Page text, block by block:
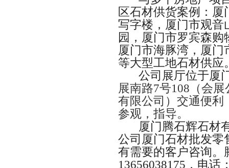
区石材供货案例：
写字楼，厦门市观音
园，厦门市罗宾森
厦门市海豚湾，厦
等大型工地石材供应
公司展厅位于
展南路7号108 （会
有限公司）交通便利
参观，指导。
厦门腾石辉石
公司厦门石材批发零
有需要的客户咨询
13656038175 ，电话